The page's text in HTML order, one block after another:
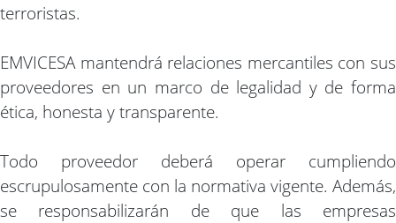
terroristas.
EMVICESA mantendrá relaciones mercantiles con sus
proveedores en un marco de legalidad y de forma
ética, honesta y transparente.
Todo proveedor deberá operar cumpliendo
escrupulosamente con la normativa vigente. Además,
se responsabilizarán de que las empresas